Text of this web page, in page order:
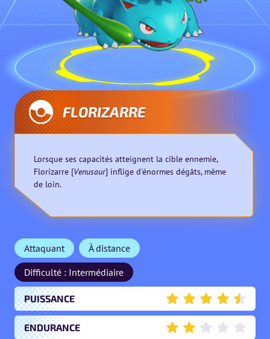
FLORIZARRE
Lorsque ses capacités atteignent la cible ennemie,
Florizarre [Venusaur] inflige d'énormes dégâts, même
de loin.
Attaquant
À distance
Difficulté : Intermédiaire
PUISSANCE
4.5
ENDURANCE
2